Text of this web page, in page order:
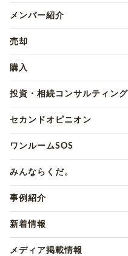
メンバー紹介
売却
購入
投資・相続コンサルティング
セカンドオピニオン
ワンルームSOS
みんならくだ。
事例紹介
新着情報
メディア掲載情報